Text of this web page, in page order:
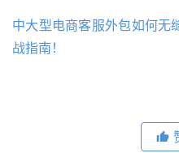
中大型电商客服外包如何无
战指南！